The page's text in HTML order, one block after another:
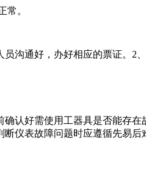
常。
沟通好，办好相应的票证。2
认好需使用工器具是否能存
仪表故障问题时应遵循先易后